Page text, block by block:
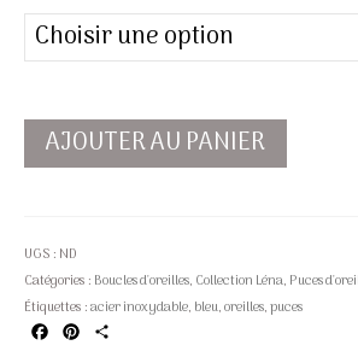
AJOUTER AU PANIER
UGS : ND
Catégories : Boucles d'oreilles, Collection Léna, Puces
Étiquettes :acier inoxydable, bleu,oreilles,puces
FacebookPinterest